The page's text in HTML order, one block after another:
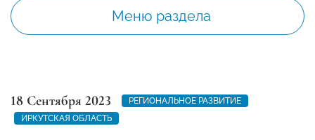
Меню раздела
18 Сентября 2023
РЕГИОНАЛЬНОЕ РАЗВИТИЕ
ИРКУТСКАЯ ОБЛАСТЬ